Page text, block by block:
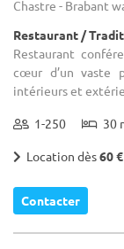
Chastre - Brabant
Restaurant /
Restaurant
cœur d’un vaste
intérieurs et
1-250 30
Location dès60 €
Contacter